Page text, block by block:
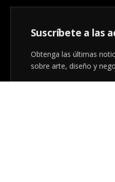
Suscríbete a las
Obtenga las últimas
sobre arte, diseño y